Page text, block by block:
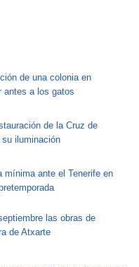
de una colonia en
antes a los gatos
de la Cruz de
iluminación
mínima ante el Tenerife en
las obras de
de Atxarte